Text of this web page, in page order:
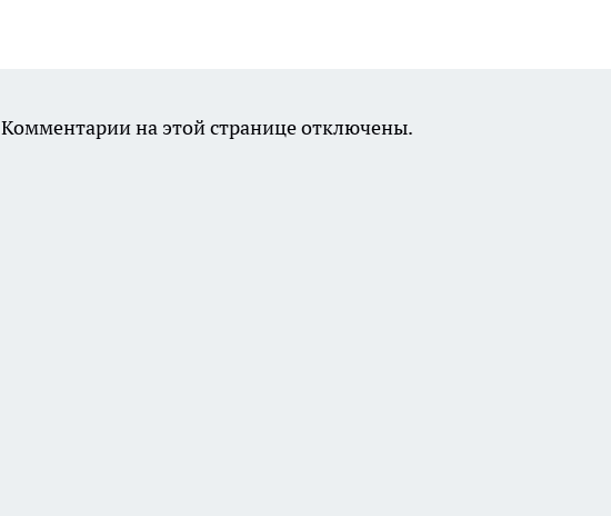
Комментарии на этой странице отключены.